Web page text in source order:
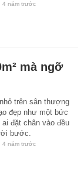
4 năm trước
mà ngỡ
trên sân thượng
đẹp như một bức
ai đặt chân vào đều
bước.
4 năm trước